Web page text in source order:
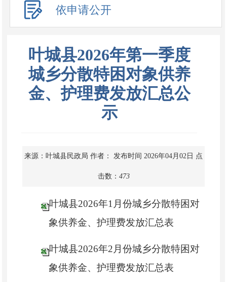
依申请公开
叶城县2026年第一季度
城乡分散特困对象供养
金、护理费发放汇总公
示
来源：叶城县民政局 作者： 发布时间 2026年04月02日 点
击数： 473
叶城县2026年1月份城乡分散特困对
象供养金、护理费发放汇总表
叶城县2026年2月份城乡分散特困对
象供养金、护理费发放汇总表